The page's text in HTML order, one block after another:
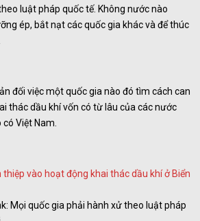
luật pháp quốc tế. Không nước nào
ép, bắt nạt các quốc gia khác và để thúc
đối việc một quốc gia nào đó tìm cách can
thác dầu khí vốn có từ lâu của các nước
Việt Nam.
Mọi quốc gia phải hành xử theo luật pháp